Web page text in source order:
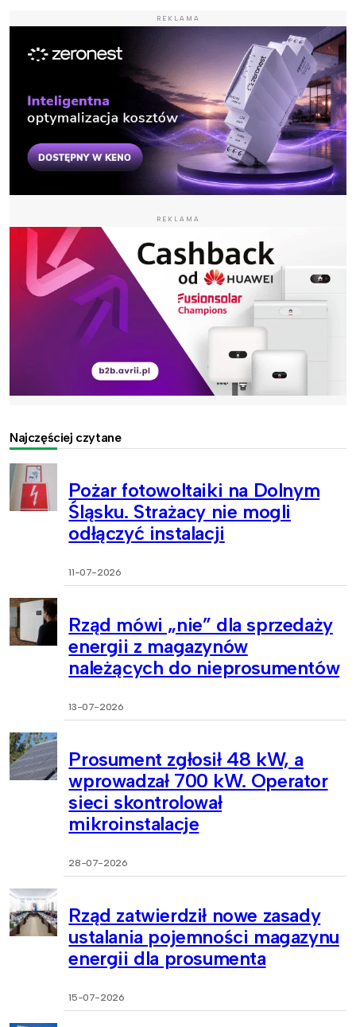
REKLAMA
REKLAMA
Najczęściej czytane
Pożar fotowoltaiki na Dolnym
Śląsku. Strażacy nie mogli
odłączyć instalacji
11-07-2026
Rząd mówi „nie” dla sprzedaży
energii z magazynów
należących do nieprosumentów
13-07-2026
Prosument zgłosił 48 kW, a
wprowadzał 700 kW. Operator
sieci skontrolował
mikroinstalacje
28-07-2026
Rząd zatwierdził nowe zasady
ustalania pojemności magazynu
energii dla prosumenta
15-07-2026